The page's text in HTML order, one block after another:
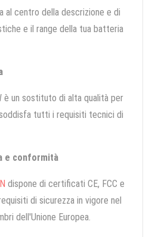
al centro della descrizione e di
e il range della tua batteria
è un sostituto di alta qualità per
tutti i requisiti tecnici di
e conformità
dispone di certificati CE, FCC e
di sicurezza in vigore nel
dell'Unione Europea.